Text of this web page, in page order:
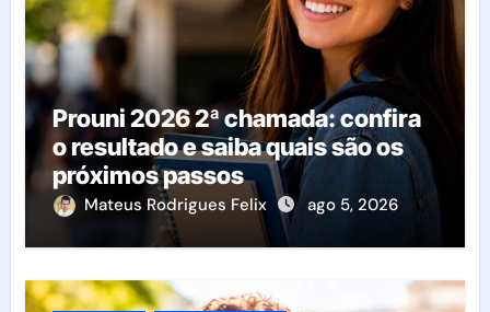
Prouni 2026 2ª chamada: confira
o resultado e saiba quais são os
próximos passos
Mateus Rodrigues Felix ago 5, 2026